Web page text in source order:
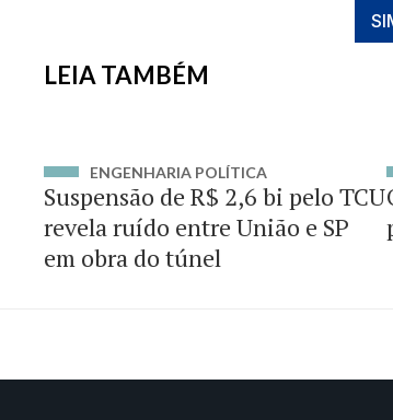
LEIA TAMBÉM
ENGENHARIA POLÍTICA
Suspensão de R$ 2,6 bi pelo TCU
revela ruído entre União e SP
em obra do túnel